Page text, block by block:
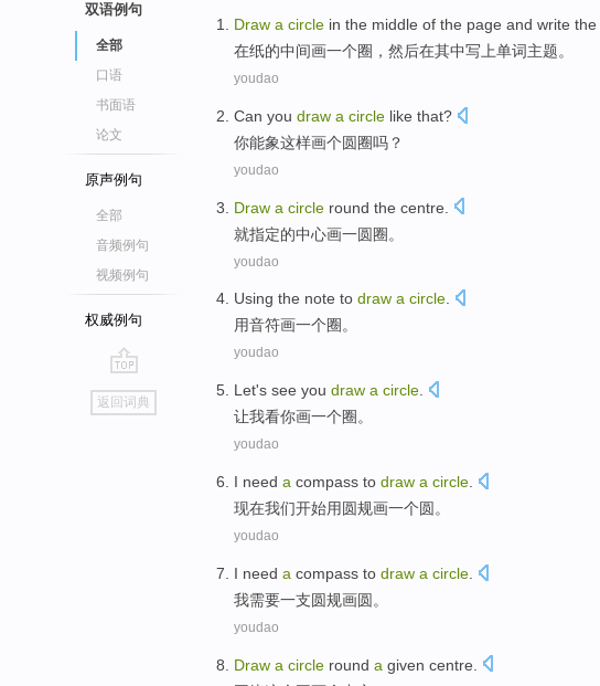
双语例句
全部
口语
书面语
论文
原声例句
全部
音频例句
视频例句
权威例句
go
top
返回词典
Draw a circle in the middle of the page and write the
在纸的中间画一个圈 ， 然后在其中写上单词主题。
youdao
Can you draw a circle like that?
你能象这样画个圆圈吗？
youdao
Draw a circle round the centre
就指定的中心画一圆圈。
youdao
Using the note to draw a circle.
用音符画一个圈。
youdao
Let's see you draw a circle
让我看你画一个圈 。
youdao
I need a compass to draw a circle
现在我们开始用圆规画一个圆。
youdao
I need a compass to draw a circle
我需要一支圆规画圆。
youdao
Draw a circle round a given centre